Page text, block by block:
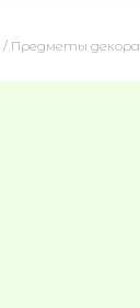
/ Предметы декора